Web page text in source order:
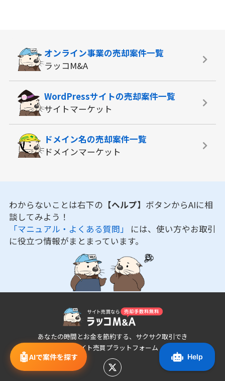
🤖AIで案件を探す
オンライン事業の売却案件一覧
ラッコM&A
WordPressサイトの売却案件一覧
サイトマーケット
ドメイン名の売却案件一覧
ドメインマーケット
わからないことは右下の 【ヘルプ】 ボタンからAIに相
談してみよう！
「マニュアル・よくある質問」 には、使い方やお取引
に役立つ情報がまとまっています。
あなたの時間とお金を節約する、サクサク取引でき
るサイト売買プラットフォーム